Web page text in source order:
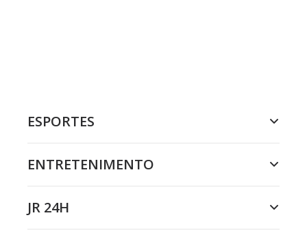
ESPORTES
ENTRETENIMENTO
JR 24H